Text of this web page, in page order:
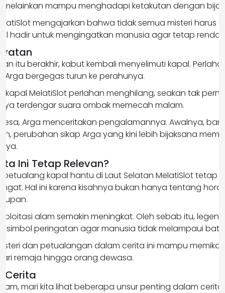
mampu menghadapi ketakutan dengan
mengajarkan bahwa tidak semua misteri harus
hadir untuk mengingatkan manusia agar tetap
itu berakhir, kabut kembali menyelimuti kapal.
Arga bergegas turun ke perahunya.
kapal MelatiSlot perlahan menghilang, seakan tak
terdengar suara ombak memecah malam.
Arga menceritakan pengalamannya. Awalnya,
perubahan sikap Arga yang kini lebih bijaksana
Ini Tetap Relevan?
petualang kapal hantu di Laut Selatan MelatiSlot tetap
Hal ini karena kisahnya bukan hanya tentang
alam semakin meningkat. Oleh sebab itu,
simbol peringatan agar manusia tidak melampaui
dan petualangan dalam cerita ini mampu
remaja hingga orang dewasa.
Cerita
mari kita lihat beberapa unsur penting dalam cerita